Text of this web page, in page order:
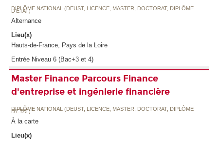
DIPLÔME NATIONAL (DEUST, LICENCE, MASTER, DOCTORAT, DIPLÔME
D'ETAT)
Alternance
Lieu(x)
Hauts-de-France, Pays de la Loire
Entrée Niveau 6 (Bac+3 et 4)
Master Finance Parcours Finance
d'entreprise et ingénierie financière
DIPLÔME NATIONAL (DEUST, LICENCE, MASTER, DOCTORAT, DIPLÔME
D'ETAT)
À la carte
Lieu(x)